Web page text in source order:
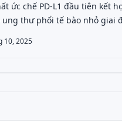
ức chế PD-L1 đầu tiên kết
thư phổi tế bào nhỏ giai
10, 2025